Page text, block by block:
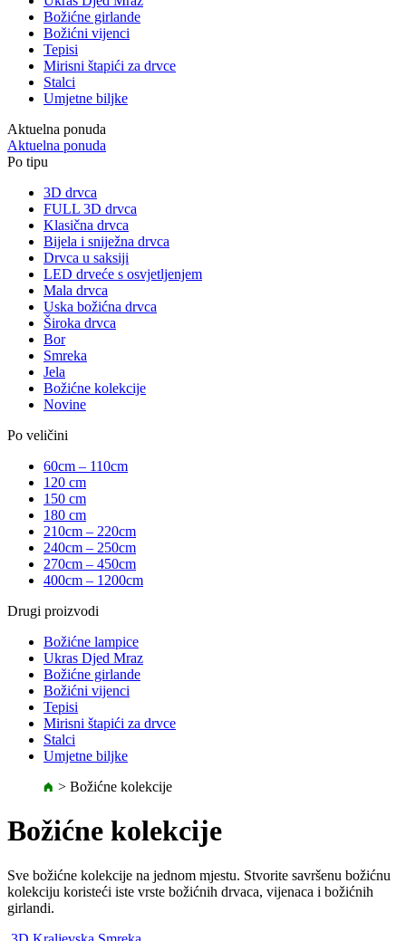
Božićne girlande
Božićni vijenci
Tepisi
Mirisni štapići za drvce
Stalci
Umjetne biljke
Aktuelna ponuda
Aktuelna ponuda
Po tipu
3D drvca
FULL 3D drvca
Klasična drvca
Bijela i sniježna drvca
Drvca u saksiji
LED drveće s osvjetljenjem
Mala drvca
Uska božićna drvca
Široka drvca
Bor
Smreka
Jela
Božićne kolekcije
Novine
Po veličini
60cm – 110cm
120 cm
150 cm
180 cm
210cm – 220cm
240cm – 250cm
270cm – 450cm
400cm – 1200cm
Drugi proizvodi
Božićne lampice
Ukras Djed Mraz
Božićne girlande
Božićni vijenci
Tepisi
Mirisni štapići za drvce
Stalci
Umjetne biljke
> Božićne kolekcije
Božićne kolekcije
Sve božićne kolekcije na jednom mjestu. Stvorite savršenu božićnu
kolekciju koristeći iste vrste božićnih drvaca, vijenaca i božićnih
girlandi.